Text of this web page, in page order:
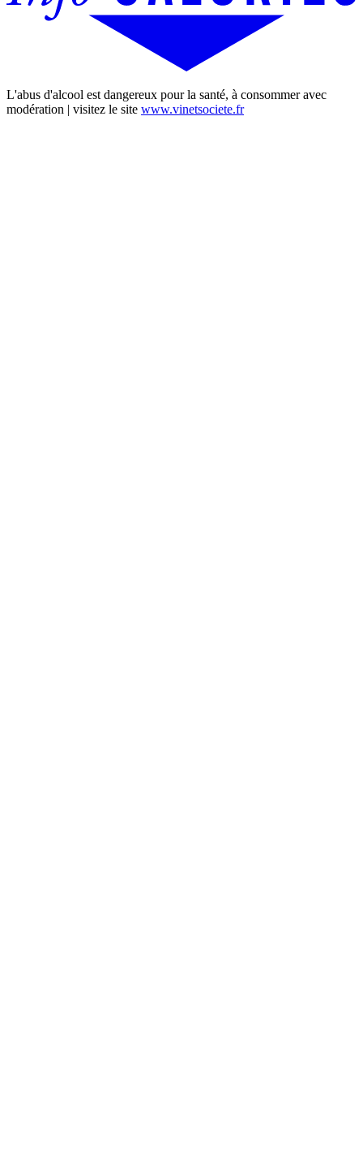
L'abus d'alcool est dangereux pour la santé, à consommer avec
modération | visitez le site www.vinetsociete.fr